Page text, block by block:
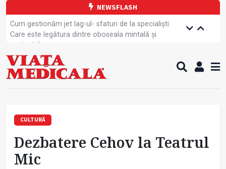
NEWSFLASH
Cum gestionăm jet lag-ul- sfaturi de la specialiști
Care este legătura dintre oboseala mintală și
caniculă?
Campanie de prevenție dedicată sportivelor
Un nou studiu pentru testarea unui vaccin împotriva
tulpinei Bundibugyo a virusului Ebola
sănătate
Demersuri pentru acces transfrontalier la date
Contractul cadru ar putea fi modificat
CULTURĂ
Dezbatere Cehov la Teatrul
Mic